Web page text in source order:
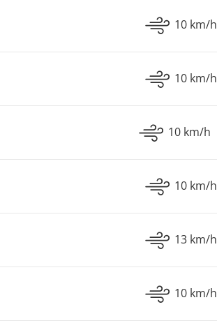
10 km/h
10 km/h
10 km/h
10 km/h
13 km/h
10 km/h